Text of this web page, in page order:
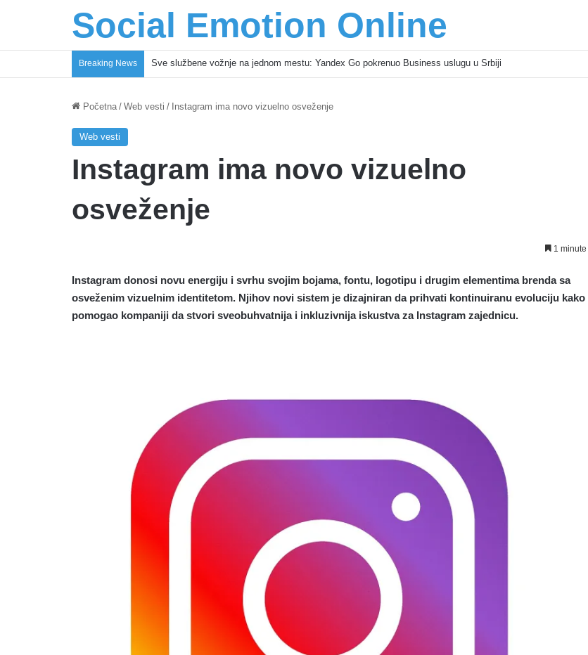
Social Emotion Online
Breaking News Coca-Cola podrška mladima i Excel Grašić osnažuju mlade u regionu
Početna / Web vesti / Instagram ima novo vizuelno osveženje
Web vesti
Instagram ima novo vizuelno
osveženje
1 minute
Instagram donosi novu energiju i svrhu svojim bojama, fontu, logotipu i drugim elementima brenda sa
osveženim vizuelnim identitetom. Njihov novi sistem je dizajniran da prihvati kontinuiranu evoluciju kako
pomogao kompaniji da stvori sveobuhvatnija i inkluzivnija iskustva za Instagram zajednicu.